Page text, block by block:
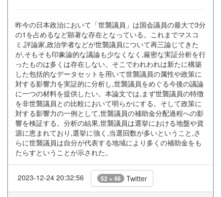
昨今の日本政治において「世襲議員」は国会議員の最大で3分
の1を占めるなど顕著な存在となっている。これまでマスコ
ミ,評論家,政治学者などが世襲議員について再三論じてきた
が,そもそも印象論的な議論も少なくなく,厳密な実証分析を行
ったものは多くは存在しない。そこでわれわれは新たに構築
した包括的なデータセットを用いて世襲議員の属性や政策に
対する影響力を実証的に分析し,世襲議員をめぐる今後の議論
に一つの材料を提供したい。本論文では,まず世襲議員の特徴
を非世襲議員との比較において明らかにする。そして政策に
対する影響力の一例として,世襲議員の補助金分配過程への影
響を検証する。分析の結果,世襲議員は選挙における地盤や資
源に恵まれており,選挙に強く,当選回数が多いということ,さ
らに世襲議員は自分が代表する地域により多くの補助金をも
たらすということが示された。
2023-12-24 20:32:56 52 + 46 Twitter